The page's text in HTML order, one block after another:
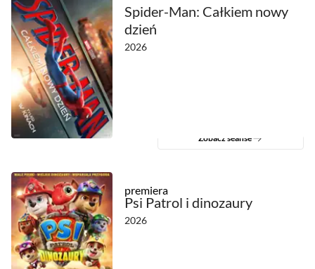
Spider-Man: Całkiem nowy
dzień
2026
Zobacz seanse
premiera
Psi Patrol i dinozaury
2026